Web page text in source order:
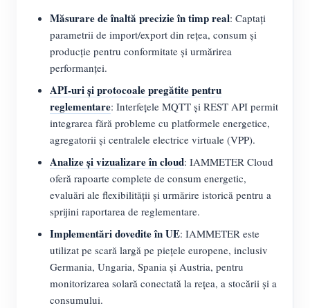
Măsurare de înaltă precizie în timp real: Captați
parametrii de import/export din rețea, consum și
producție pentru conformitate și urmărirea
performanței.
API-uri și protocoale pregătite pentru
reglementare: Interfețele MQTT și REST API permit
integrarea fără probleme cu platformele energetice,
agregatorii și centralele electrice virtuale (VPP).
Analize și vizualizare în cloud: IAMMETER Cloud
oferă rapoarte complete de consum energetic,
evaluări ale flexibilității și urmărire istorică pentru a
sprijini raportarea de reglementare.
Implementări dovedite în UE: IAMMETER este
utilizat pe scară largă pe piețele europene, inclusiv
Germania, Ungaria, Spania și Austria, pentru
monitorizarea solară conectată la rețea, a stocării și a
consumului.